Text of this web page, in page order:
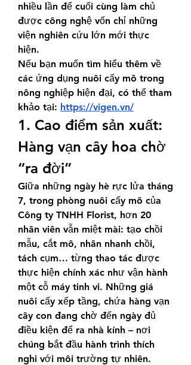
nhiều lần để cuối cùng làm chủ
được công nghệ vốn chỉ những
viện nghiên cứu lớn mới thực
hiện.
Nếu bạn muốn tìm hiểu thêm về
các ứng dụng nuôi cấy mô trong
nông nghiệp hiện đại, có thể tham
khảo tại: https://vigen.vn/
1. Cao điểm sản xuất:
Hàng vạn cây hoa chờ
“ra đời”
Giữa những ngày hè rực lửa tháng
7, trong phòng nuôi cấy mô của
Công ty TNHH Florist, hơn 20
nhân viên vẫn miệt mài: tạo chồi
mẫu, cắt mô, nhân nhanh chồi,
tách cụm… từng thao tác được
thực hiện chính xác như vận hành
một cỗ máy tinh vi. Những giá
nuôi cấy xếp tầng, chứa hàng vạn
cây con đang chờ đến ngày đủ
điều kiện để ra nhà kính – nơi
chúng bắt đầu hành trình thích
nghi với môi trường tự nhiên.